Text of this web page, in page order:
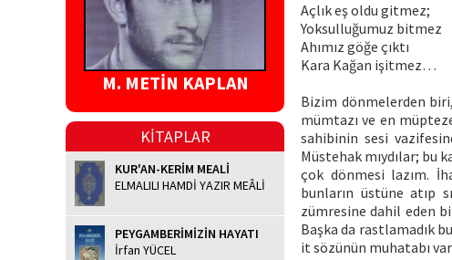
M. METİN KAPLAN
KİTAPLAR
KUR'AN-KERİM MEALİ
ELMALILI HAMDİ YAZIR MEÂLİ
PEYGAMBERİMİZİN HAYATI
İrfan YÜCEL
Açlık eş oldu gitmez;
Yoksulluğumuz bitmez
Ahımız göğe çıktı
Kara Kağan işitmez…
Bizim dönmelerden
mümtazı ve en
sahibinin sesi
Müstehak mıydılar; bu
çok dönmesi lazım.
bunların üstüne atıp
zümresine dahil eden
Başka da rastlamadık
it sözünün muhatabı